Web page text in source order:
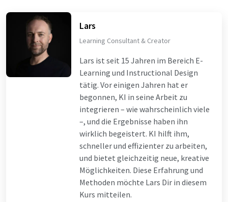
Lars
Learning Consultant & Creator
Lars ist seit 15 Jahren im Bereich E-
Learning und Instructional Design
tätig. Vor einigen Jahren hat er
begonnen, KI in seine Arbeit zu
integrieren – wie wahrscheinlich viele
–, und die Ergebnisse haben ihn
wirklich begeistert. KI hilft ihm,
schneller und effizienter zu arbeiten,
und bietet gleichzeitig neue, kreative
Möglichkeiten. Diese Erfahrung und
Methoden möchte Lars Dir in diesem
Kurs mitteilen.